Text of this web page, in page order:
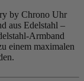
by Chrono Uhr
aus Edelstahl –
Armband
einem maximalen